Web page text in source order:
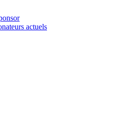
actuels